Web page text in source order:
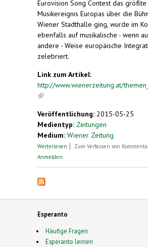
Eurovision Song Contest das größte
Musikereignis Europas über die
Wiener Stadthalle ging, wurde im
ebenfalls auf musikalische - wenn
andere - Weise europäische
zelebriert.
Link zum Artikel:
http://www.wienerzeitung.at/
(link is external)
Veröffentlichung: 2015-05-25
Medientyp: Zeitungen
Medium: Wiener Zeitung
Weiterlesen über Klangforum. Die Suche
Zum Verfassen von
Anmelden
Esperanto
Häufige Fragen
Esperanto lernen